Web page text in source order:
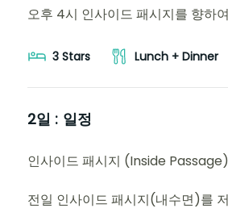
오후 4시 인사이드 패시지를 향하
3 Stars Lunch + Dinner
2일 : 일정
인사이드 패시지 (Inside Passage)
전일 인사이드 패시지(내수면)를